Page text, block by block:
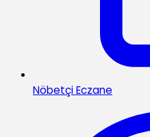
Nöbetçi Eczane